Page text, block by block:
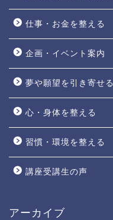
仕事・お金を整える
企画・イベント案内
夢や願望を引き寄せる
心・身体を整える
習慣・環境を整える
講座受講生の声
アーカイブ